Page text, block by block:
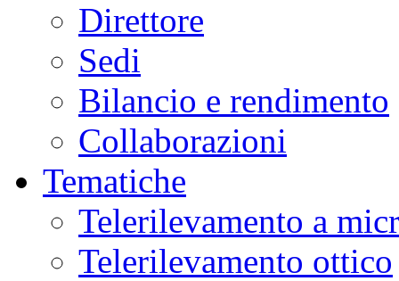
Direttore
Sedi
Bilancio e rendimento
Collaborazioni
Tematiche
Telerilevamento a
Telerilevamento ottico